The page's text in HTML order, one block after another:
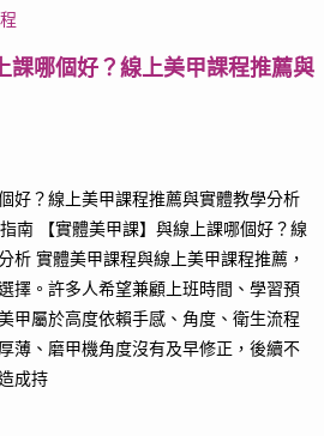
課哪個好？線上美甲課程推薦與
好？線上美甲課程推薦與實體教學分析
南 【實體美甲課】與線上課哪個好？線
析 實體美甲課程與線上美甲課程推薦，
擇。許多人希望兼顧上班時間、學習預
甲屬於高度依賴手感、角度、衛生流程
薄、磨甲機角度沒有及早修正，後續不
成持